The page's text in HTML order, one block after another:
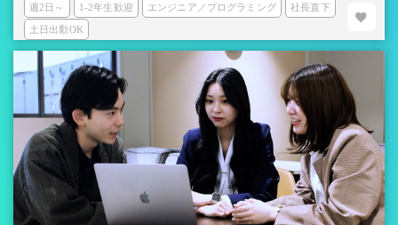
週2日～ 1-2年生歓迎 エンジニア／プログラミング 社長直下
土日出勤OK